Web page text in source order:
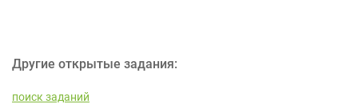
Другие открытые задания:
поиск заданий